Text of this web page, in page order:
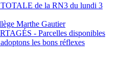
TOTALE de la RN3 du lundi 3
Marthe Gautier
- Parcelles disponibles
les bons réflexes